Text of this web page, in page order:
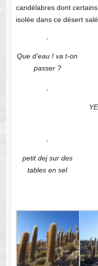
candélabres dont
isolée dans ce désert salé.
Que d’eau ! va t-on
passer ?
petit dej sur des
tables en sel